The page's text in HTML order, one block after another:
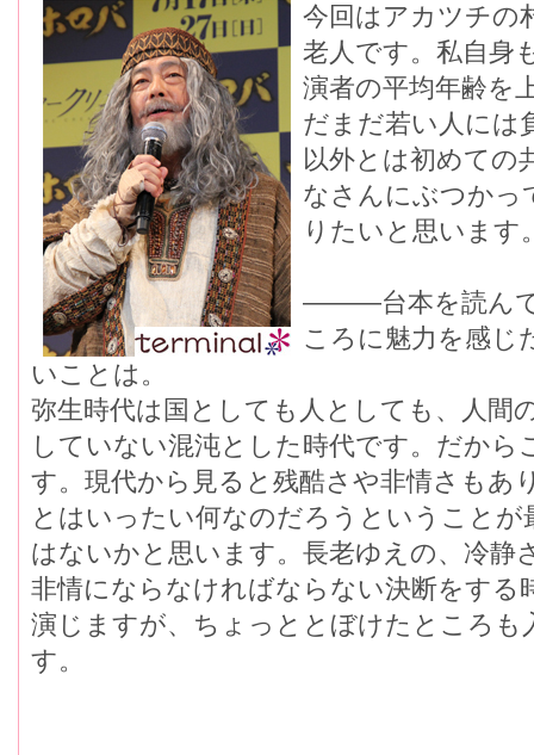
今回はアカツチの
老人です。私自身
演者の平均年齢を
だまだ若い人には
以外とは初めての
なさんにぶつかっ
りたいと思います
―――台本を読んで
ころに魅力を感じ
いことは。
弥生時代は国としても人としても、人間
していない混沌とした時代です。だから
す。現代から見ると残酷さや非情さもあ
とはいったい何なのだろうということ
はないかと思います。長老ゆえの、冷静
非情にならなければならない決断をする
演じますが、ちょっととぼけたところ
す。